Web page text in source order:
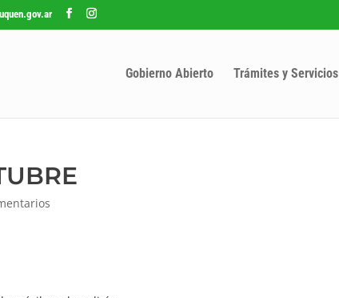
Gobierno Abierto Trámites y Servicios